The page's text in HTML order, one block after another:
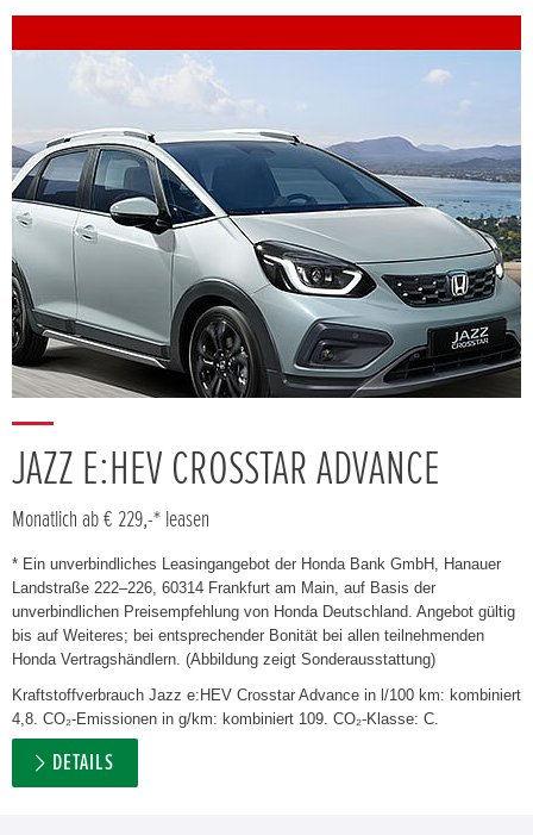
JAZZ E:HEV CROSSTAR ADVANCE
Monatlich ab € 229,-* leasen
* Ein unverbindliches Leasingangebot der Honda Bank GmbH, Hanauer
Landstraße 222–226, 60314 Frankfurt am Main, auf Basis der
unverbindlichen Preisempfehlung von Honda Deutschland. Angebot gültig
bis auf Weiteres; bei entsprechender Bonität bei allen teilnehmenden
Honda Vertragshändlern. (Abbildung zeigt Sonderausstattung)
Kraftstoffverbrauch Jazz e:HEV Crosstar Advance in l/100 km: kombiniert
4,8. CO₂-Emissionen in g/km: kombiniert 109. CO₂-Klasse: C.
DETAILS